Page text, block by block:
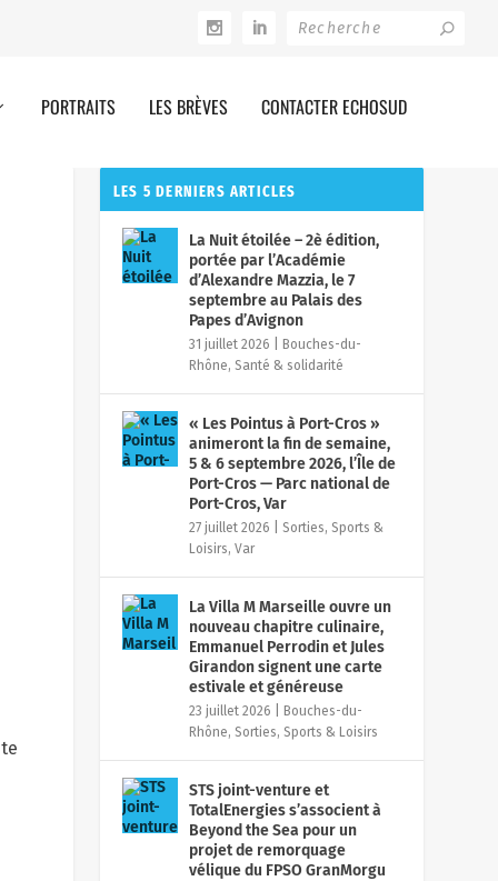
PORTRAITS LES BRÈVES CONTACTER ECHOSUD
LES 5 DERNIERS ARTICLES
La Nuit étoilée – 2è édition,
portée par l’Académie
d’Alexandre Mazzia, le 7
septembre au Palais des
Papes d’Avignon
31 juillet 2026
Bouches-du-
Rhône,Santé & solidarité
« Les Pointus à Port-Cros »
animeront la fin de semaine,
5 & 6 septembre 2026, l’Île de
Port-Cros — Parc national de
Port-Cros, Var
27 juillet 2026 |Sorties, Sports &
Loisirs,Var
La Villa M Marseille ouvre un
nouveau chapitre culinaire,
Emmanuel Perrodin et Jules
Girandon signent une carte
estivale et généreuse
23 juillet 2026
Bouches-du-
Rhône,Sorties, Sports & Loisirs
STS joint-venture et
TotalEnergies s’associent à
Beyond the Sea pour un
projet de remorquage
vélique du FPSO GranMorgu